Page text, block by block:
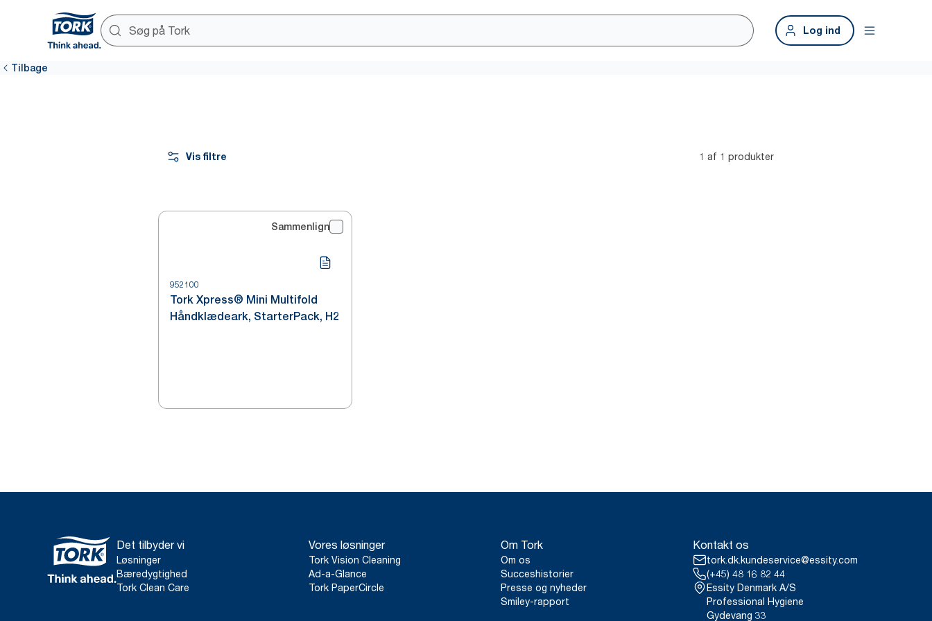
Log ind
Tilbage
Vis filtre 1 af 1 produkter
Sammenlign
952100
Tork Xpress® Mini Multifold
Håndklædeark, StarterPack, H2
Det tilbyder vi
Løsninger
Bæredygtighed
Tork Clean Care
Vores løsninger
Tork Vision Cleaning
Ad-a-Glance
Tork PaperCircle
Om Tork
Om os
Succeshistorier
Presse og nyheder
Smiley-rapport
Kontakt os
tork.dk.kundeservice@essity.com
(+45) 48 16 82 44
Essity Denmark A/S
Professional Hygiene
Gydevang 33